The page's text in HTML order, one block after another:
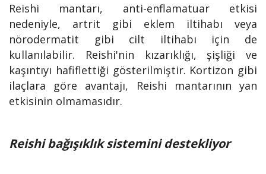
Reishi mantarı, anti-enflamatuar etkisi
nedeniyle, artrit gibi eklem iltihabı veya
nörodermatit gibi cilt iltihabı için de
kullanılabilir. Reishi'nin kızarıklığı, şişliği ve
kaşıntıyı hafiflettiği gösterilmiştir. Kortizon gibi
ilaçlara göre avantajı, Reishi mantarının yan
etkisinin olmamasıdır.
Reishi bağışıklık sistemini destekliyor